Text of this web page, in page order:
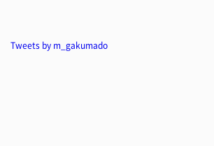
Tweets by m_gakumado